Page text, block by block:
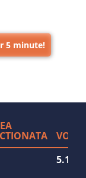
5 minute!
5.168